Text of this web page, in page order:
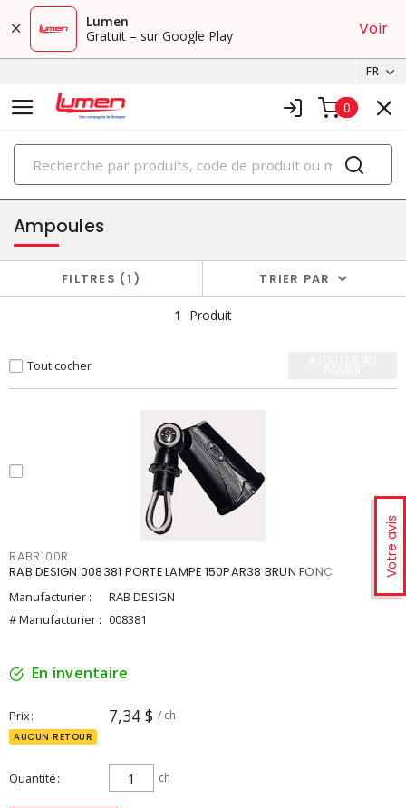
Lumen
Gratuit – sur Google Play
Voir
FR
0
PRODUITS
éclairage
Votre avis
Ampoules
FILTRES 1 TRIER PAR
1 Produit
Tout cocher
RABR100R
RAB DESIGN 008381 PORTE LAMPE 150PAR38 BRUN FONC
Manufacturier :
RAB DESIGN
# Manufacturier : 008381
En inventaire
Prix 7,34 $ / ch
AUCUN RETOUR
Quantité ch